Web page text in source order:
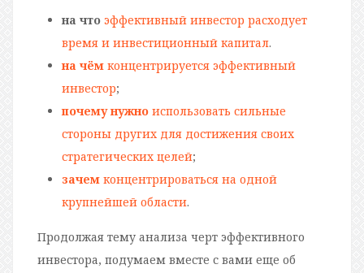
на что эффективный инвестор расходует
время и инвестиционный капитал.
на чём концентрируется эффективный
инвестор;
почему нужно использовать сильные
стороны других для достижения своих
стратегических целей;
зачем концентрироваться на одной
крупнейшей области.
Продолжая тему анализа черт эффективного
инвестора, подумаем вместе с вами еще об